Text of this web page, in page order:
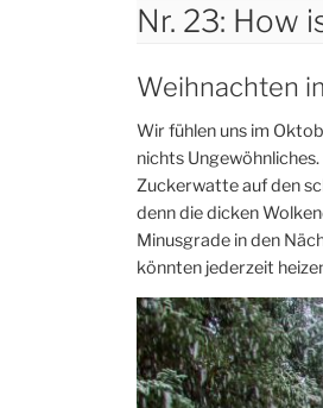
Nr. 23: How
Weihnachten
Wir fühlen uns im
nichts
Zuckerwatte auf den
denn die dicken
Minusgrade in den
könnten jederzeit